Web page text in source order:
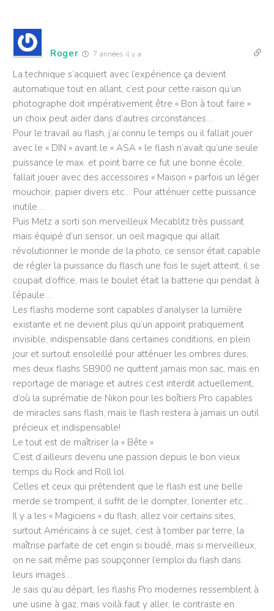
Roger 7 années il y a
La technique s’acquiert avec l’expérience ça devient
automatique tout en allant, c’est pour cette raison qu’un
photographe doit impérativement être « Bon à tout faire »
un choix peut aider dans d’autres circonstances…
Pour le travail au flash, j’ai connu le temps ou il fallait jouer
avec le « DIN » avant le « ASA » le flash n’avait qu’une seule
puissance le max. et point barre ce fut une bonne école,
fallait jouer avec des accessoires « Maison » parfois un léger
mouchoir, papier divers etc… Pour atténuer cette puissance
inutile…
Puis Metz a sorti son merveilleux Mecablitz très puissant
mais équipé d’un sensor, un oeil magique qui allait
révolutionner le monde de la photo, ce sensor était capable
de régler la puissance du flasch une fois le sujet atteint, il se
coupait d’office, mais le boulet était la batterie qui pendait à
l’épaule…
Les flashs moderne sont capables d’analyser la lumière
existante et ne devient plus qu’un appoint pratiquement
invisible, indispensable dans certaines conditions, en plein
jour et surtout ensoleillé pour atténuer les ombres dures,
mes deux flashs SB900 ne quittent jamais mon sac, mais en
reportage de mariage et autres c’est interdit actuellement,
d’où la suprématie de Nikon pour les boîtiers Pro capables
de miracles sans flash, mais le flash restera à jamais un outil
précieux et indispensable!
Le tout est de maîtriser la « Bête »
C’est d’ailleurs devenu une passion depuis le bon vieux
temps du Rock and Roll lol
Celles et ceux qui prétendent que le flash est une belle
merde se trompent, il suffit de le dompter, l’orienter etc…
Il y a les « Magiciens » du flash, allez voir certains sites,
surtout Américains à ce sujet, c’est à tomber par terre, la
maîtrise parfaite de cet engin si boudé, mais si merveilleux,
on ne sait même pas soupçonner l’emploi du flash dans
leurs images…
Je sais qu’au départ, les flashs Pro modernes ressemblent à
une usine à gaz, mais voilà faut y aller, le contraste en